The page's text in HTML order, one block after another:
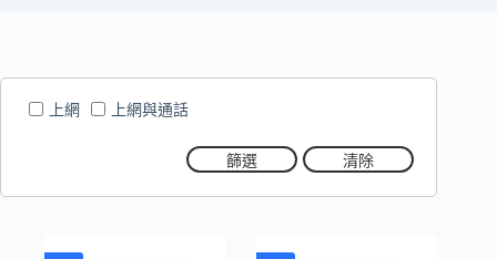
上網 上網與通話
篩選 清除